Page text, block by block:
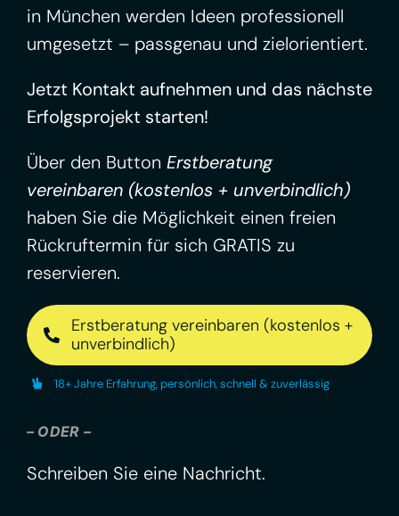
in München werden Ideen professionell
umgesetzt – passgenau und zielorientiert.
Jetzt Kontakt aufnehmen und das nächste
Erfolgsprojekt starten!
Über den Button Erstberatung
vereinbaren (kostenlos + unverbindlich)
haben Sie die Möglichkeit einen freien
Rückruftermin für sich GRATIS zu
reservieren.
Erstberatung vereinbaren (kostenlos +
unverbindlich)
18+ Jahre Erfahrung, persönlich, schnell & zuverlässig
– ODER –
Schreiben Sie eine Nachricht.